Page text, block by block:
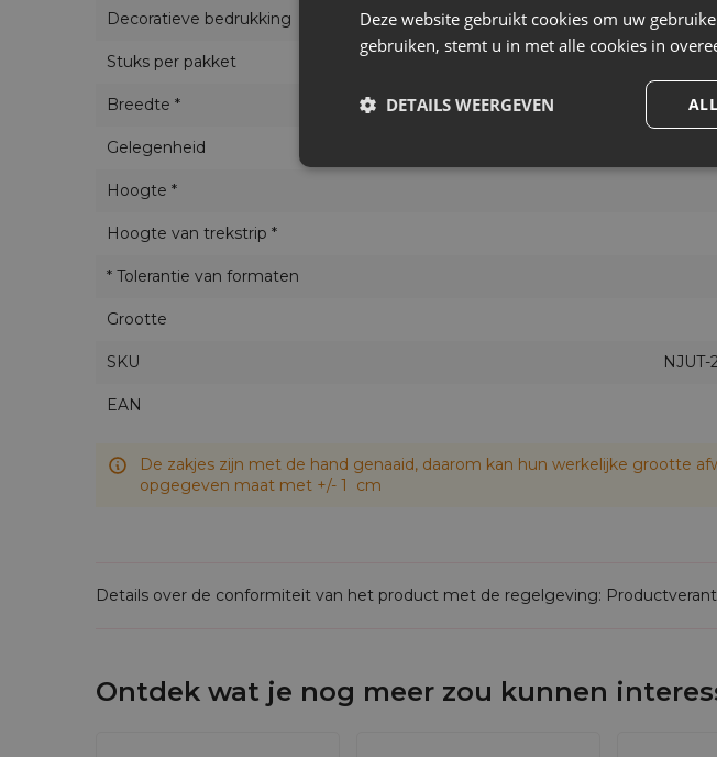
Decoratieve bedrukking
Stuks per pakket
Breedte *
Gelegenheid
Hoogte *
Hoogte van trekstrip *
* Tolerantie van formaten
Grootte
SKU NJUT-
EAN
De zakjes zijn met de hand genaaid, daarom kan hun werkelijke grootte
opgegeven maat met +/- 1 cm
Details over de conformiteit van het product met de regelgeving:
Ontdek wat je nog meer zou kunnen
Deze website gebruikt cookies om uw
gebruiken, stemt u in met alle cookies in
DETAILS WEERGEVEN